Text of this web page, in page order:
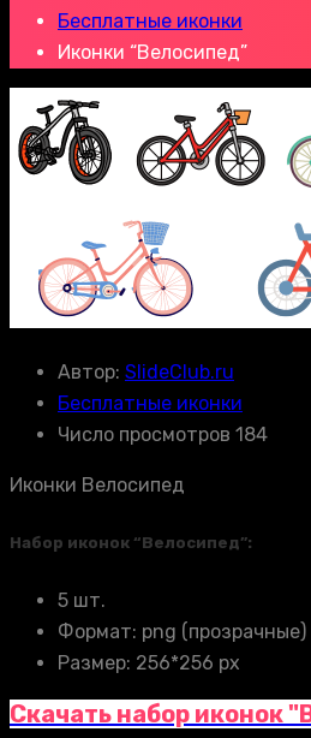
Бесплатные иконки
Иконки “Велосипед”
Автор: SlideClub.ru
Бесплатные иконки
Число просмотров 184
Иконки Велосипед
Набор иконок “Велосипед”:
5 шт.
Формат: png (прозрачные)
Размер: 256*256 px
Скачать набор иконок